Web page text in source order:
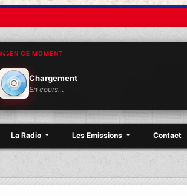
EN CE MOMENT
Chargement
En cours…
La Radio Les Emissions Contact